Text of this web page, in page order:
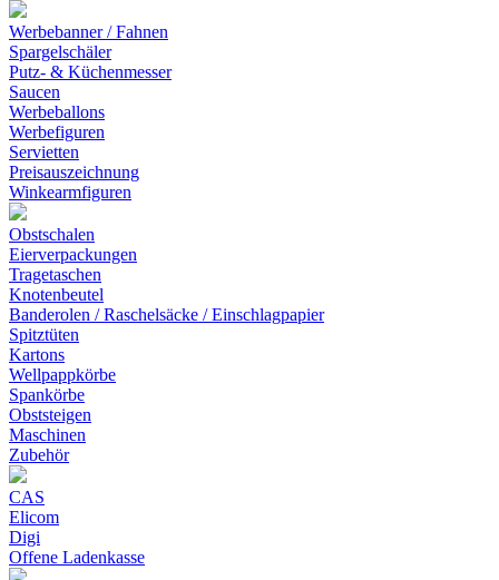
Werbebanner / Fahnen
Spargelschäler
Putz- & Küchenmesser
Saucen
Werbeballons
Werbefiguren
Servietten
Preisauszeichnung
Winkearmfiguren
Obstschalen
Eierverpackungen
Tragetaschen
Knotenbeutel
Banderolen / Raschelsäcke / Einschlagpapier
Spitztüten
Kartons
Wellpappkörbe
Spankörbe
Obststeigen
Maschinen
Zubehör
CAS
Elicom
Digi
Offene Ladenkasse